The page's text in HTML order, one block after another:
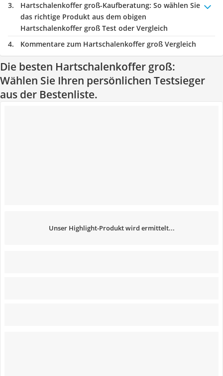
Hartschalenkoffer groß-Kaufberatung: So wählen Sie
das richtige Produkt aus dem obigen
Hartschalenkoffer groß Test oder Vergleich
Kommentare zum Hartschalenkoffer groß Vergleich
Die besten Hartschalenkoffer groß:
Wählen Sie Ihren persönlichen Testsieger
aus der Bestenliste.
Unser Highlight-Produkt wird ermittelt...